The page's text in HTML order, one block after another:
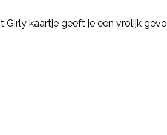
kaartje geeft je een vrolijk